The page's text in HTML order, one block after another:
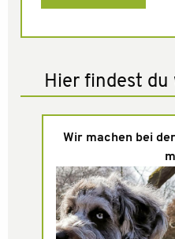
Hier findest du
Wir machen bei